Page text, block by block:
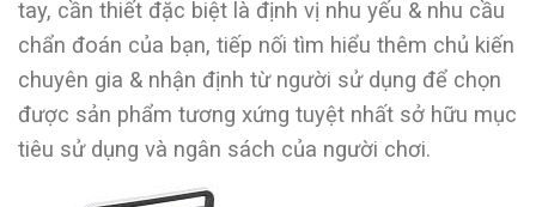
tay, cần thiết đặc biệt là định vị nhu yếu & nhu cầu
chẩn đoán của bạn, tiếp nối tìm hiểu thêm chủ kiến
chuyên gia & nhận định từ người sử dụng để chọn
được sản phẩm tương xứng tuyệt nhất sở hữu mục
tiêu sử dụng và ngân sách của người chơi.